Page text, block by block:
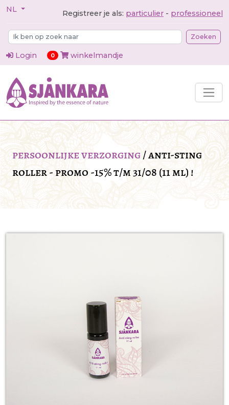
NL Registreer je als: particulier - professioneel
Zoeken
Login 0items in cart
winkelmandje
persoonlijke verzorging/anti-sting
roller - promo -15% t/m 31/08 (11 ml) !